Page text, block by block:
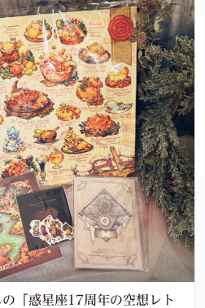
「惑星座17周年の空想レト